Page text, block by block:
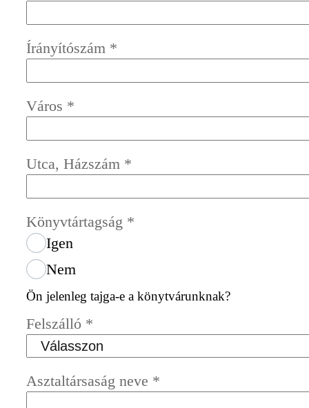
Írányítószám *
Város *
Utca, Házszám *
Könyvtártagság *
Igen
Nem
Ön jelenleg tajga-e a könytvárunknak?
Felszálló *
Asztaltársaság neve *